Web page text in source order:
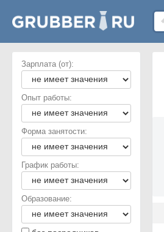
Зарплата (от):
Опыт работы:
Форма занятости:
График работы:
Образование: